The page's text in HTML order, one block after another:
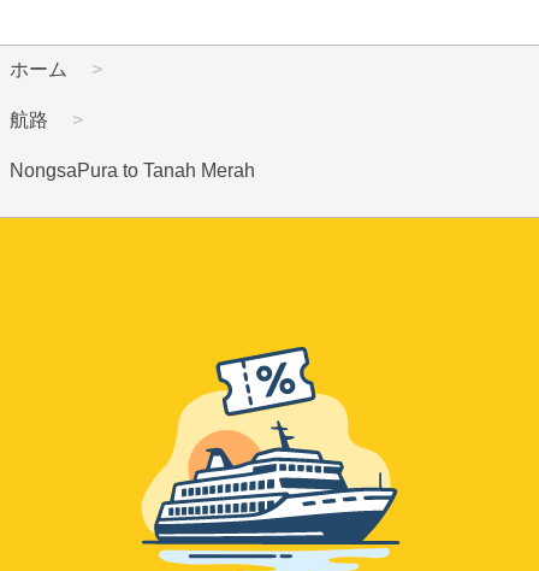
ホーム
航路
NongsaPura to Tanah Merah